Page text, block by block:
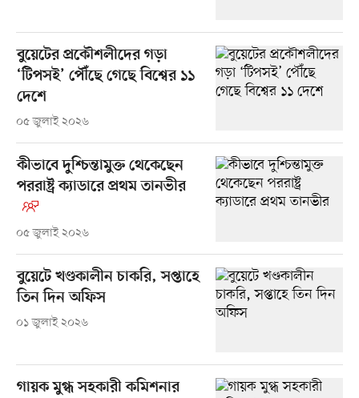
বুয়েটের প্রকৌশলীদের গড়া
‘টিপসই’ পৌঁছে গেছে বিশ্বের ১১
দেশে
০৫ জুলাই ২০২৬
কীভাবে দুশ্চিন্তামুক্ত থেকেছেন
পররাষ্ট্র ক্যাডারে প্রথম তানভীর
০৫ জুলাই ২০২৬
বুয়েটে খণ্ডকালীন চাকরি, সপ্তাহে
তিন দিন অফিস
০১ জুলাই ২০২৬
গায়ক মুগ্ধ সহকারী কমিশনার